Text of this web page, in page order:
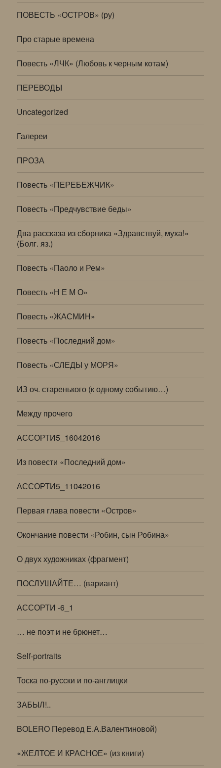
ПОВЕСТЬ «ОСТРОВ» (ру)
Про старые времена
Повесть «ЛЧК» (Любовь к черным котам)
ПЕРЕВОДЫ
Uncategorized
Галереи
ПРОЗА
Повесть «ПЕРЕБЕЖЧИК»
Повесть «Предчувствие беды»
Два рассказа из сборника «Здравствуй, муха!»
(Болг. яз.)
Повесть «Паоло и Рем»
Повесть «Н Е М О»
Повесть «ЖАСМИН»
Повесть «Последний дом»
Повесть «СЛЕДЫ у МОРЯ»
ИЗ оч. старенького (к одному событию…)
Между прочего
АССОРТИ5_16042016
Из повести «Последний дом»
АССОРТИ5_11042016
Первая глава повести «Остров»
Окончание повести «Робин, сын Робина»
О двух художниках (фрагмент)
ПОСЛУШАЙТЕ… (вариант)
АССОРТИ -6_1
… не поэт и не брюнет…
Self-portraits
Тоска по-русски и по-англицки
ЗАБЫЛ!..
BOLERO Перевод Е.А.Валентиновой)
«ЖЕЛТОЕ И КРАСНОЕ» (из книги)